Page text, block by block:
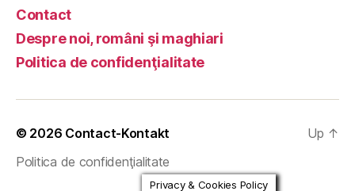
Contact
Despre noi, români şi maghiari
Politica de confidenţialitate
© 2026 Contact-Kontakt
Politica de confidenţialitate
Up ↑
Privacy & Cookies Policy